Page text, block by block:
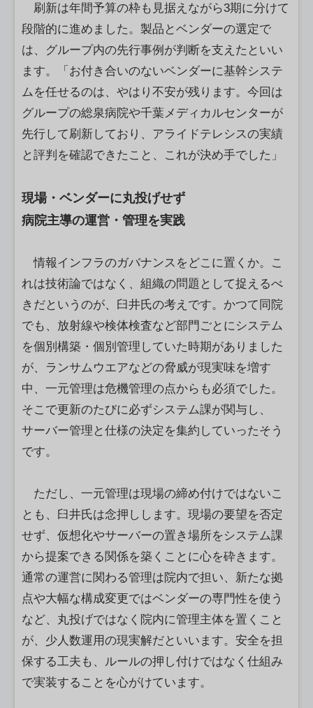
刷新は年間予算の枠も見据えながら3期に分けて
段階的に進めました。製品とベンダーの選定で
は、グループ内の先行事例が判断を支えたといい
ます。「お付き合いのないベンダーに基幹システ
ムを任せるのは、やはり不安が残ります。今回は
グループの総泉病院や千葉メディカルセンターが
先行して刷新しており、アライドテレシスの実績
と評判を確認できたこと、これが決め手でした」
現場・ベンダーに丸投げせず
病院主導の運営・管理を実践
情報インフラのガバナンスをどこに置くか。こ
れは技術論ではなく、組織の問題として捉えるべ
きだというのが、臼井氏の考えです。かつて同院
でも、放射線や検体検査など部門ごとにシステム
を個別構築・個別管理していた時期がありました
が、ランサムウエアなどの脅威が現実味を増す
中、一元管理は危機管理の点からも必須でした。
そこで更新のたびに必ずシステム課が関与し、
サーバー管理と仕様の決定を集約していったそう
です。
ただし、一元管理は現場の締め付けではないこ
とも、臼井氏は念押しします。現場の要望を否定
せず、仮想化やサーバーの置き場所をシステム課
から提案できる関係を築くことに心を砕きます。
通常の運営に関わる管理は院内で担い、新たな拠
点や大幅な構成変更ではベンダーの専門性を使う
など、丸投げではなく院内に管理主体を置くこと
が、少人数運用の現実解だといいます。安全を担
保する工夫も、ルールの押し付けではなく仕組み
で実装することを心がけています。